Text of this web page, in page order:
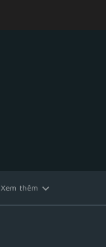
Xem thêm